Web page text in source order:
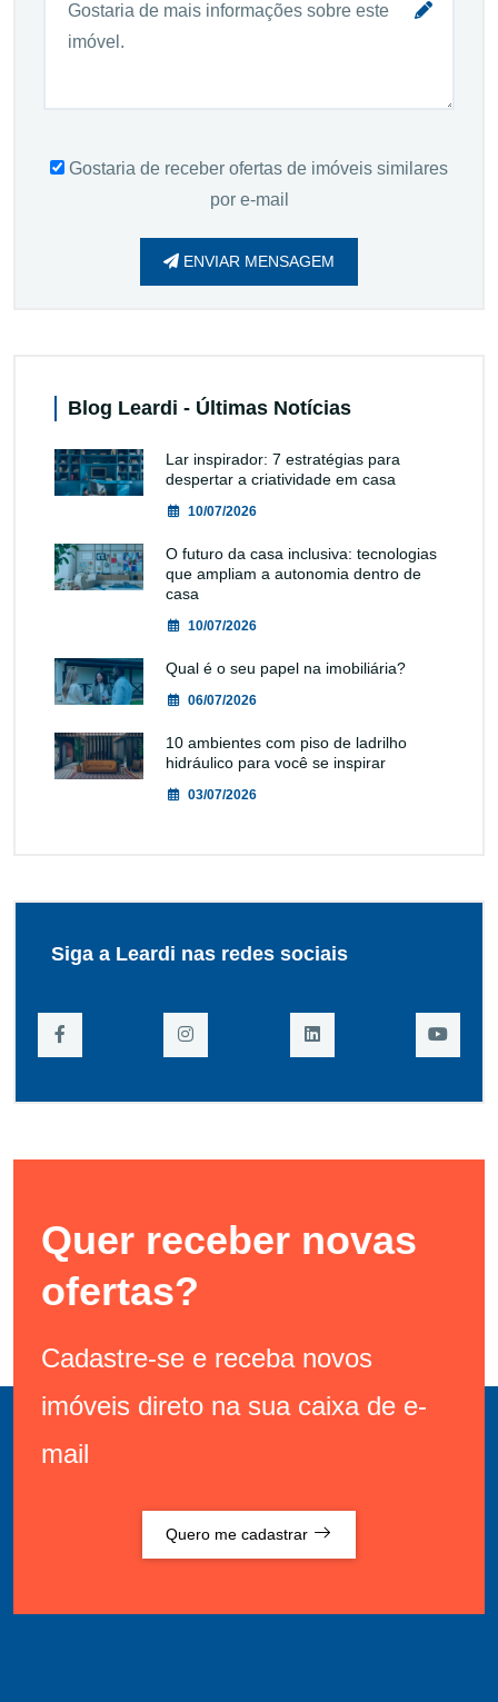
Gostaria de receber ofertas de imóveis similares
por e-mail
ENVIAR MENSAGEM
Blog Leardi - Últimas Notícias
Lar inspirador: 7 estratégias para
despertar a criatividade em casa
10/07/2026
O futuro da casa inclusiva: tecnologias
que ampliam a autonomia dentro de
casa
10/07/2026
Qual é o seu papel na imobiliária?
06/07/2026
10 ambientes com piso de ladrilho
hidráulico para você se inspirar
03/07/2026
Siga a Leardi nas redes sociais
Quer receber novas
ofertas?
Cadastre-se e receba novos
imóveis direto na sua caixa de e-
mail
Quero me cadastrar